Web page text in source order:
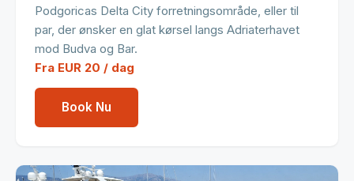
Podgoricas Delta City forretningsområde, eller til
par, der ønsker en glat kørsel langs Adriaterhavet
mod Budva og Bar.
Fra EUR 20 / dag
Book Nu